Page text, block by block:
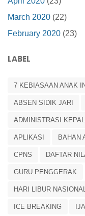
March 2020 (22)
February 2020 (23)
LABEL
7 KEBIASAAN ANAK
ABSEN SIDIK JARI
ADMINISTRASI
APLIKASI BAHAN
CPNS DAFTAR
GURU PENGGERAK
HARI LIBUR
ICE BREAKING